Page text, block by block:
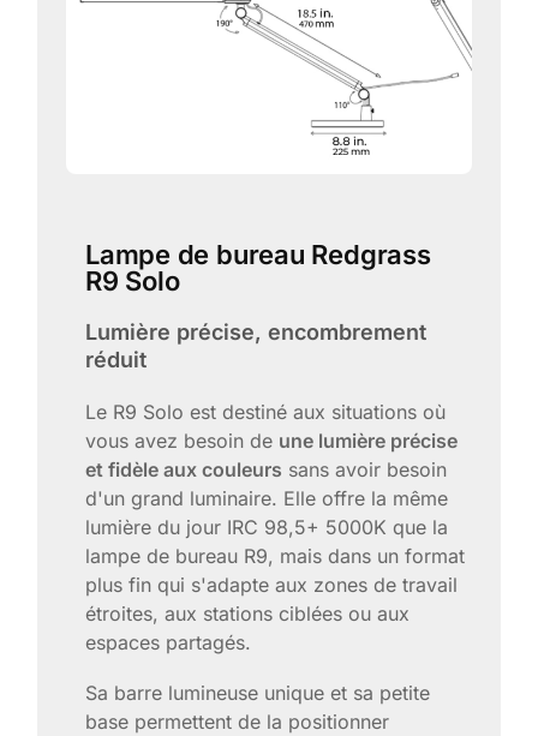
Lampe de bureau Redgrass
R9 Solo
Lumière précise, encombrement
réduit
Le R9 Solo est destiné aux situations où
vous avez besoin de une lumière précise
et fidèle aux couleurs sans avoir besoin
d'un grand luminaire. Elle offre la même
lumière du jour IRC 98,5+ 5000K que la
lampe de bureau R9, mais dans un format
plus fin qui s'adapte aux zones de travail
étroites, aux stations ciblées ou aux
espaces partagés.
Sa barre lumineuse unique et sa petite
base permettent de la positionner